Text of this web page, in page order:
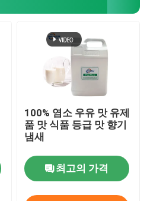
100% 염소 우유 맛 유제
품 맛 식품 등급 맛 향기
냄새
최고의 가격